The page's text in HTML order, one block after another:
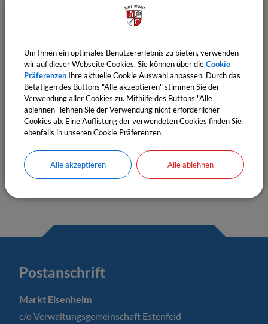
OpenStreetMap wird derzeit
nicht angezeigt
Bitte aktivieren Sie "OpenStreetMap" in Ihren
Cookie Einstellungen.
Cookies Anpassen
Postanschrift
Markt Eisenheim
c/o Verwaltungsgemeinschaft Estenfeld
Um Ihnen ein optimales Benutzererlebnis zu bieten, verwenden
wir auf dieser Webseite Cookies. Sie können über dieCookie
Präferenzen Ihre aktuelle Cookie Auswahl anpassen. Durch das
Betätigen des Buttons "Alle akzeptieren" stimmen Sie der
Verwendung aller Cookies zu. Mithilfe des Buttons "Alle
ablehnen" lehnen Sie der Verwendung nicht erforderlicher
Cookies ab. Eine Auflistung der verwendeten Cookies finden Sie
ebenfalls in unseren Cookie Präferenzen.
Alle akzeptieren Alle ablehnen